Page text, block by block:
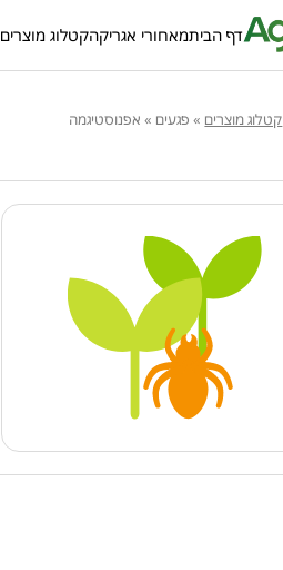
דף הביתמאחורי אגריקהקטלוג מוצרים
קטלוג מוצרים » פגעים » אפנוסטיגמה